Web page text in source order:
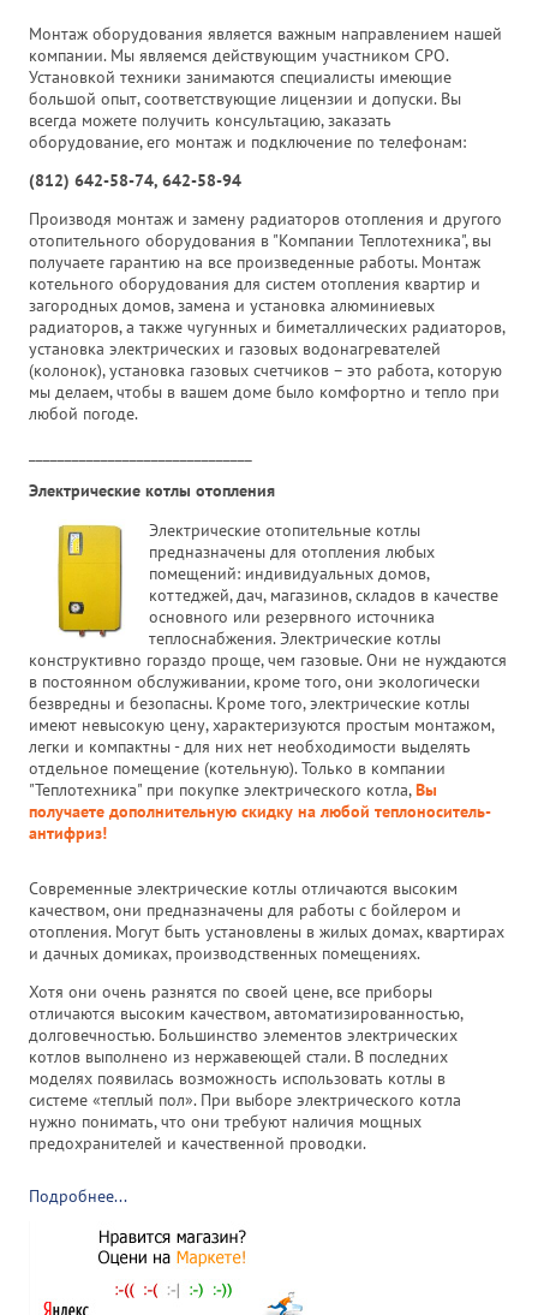
Монтаж оборудования является важным направлением нашей
компании. Мы являемся действующим участником СРО.
Установкой техники занимаются специалисты имеющие
большой опыт, соответствующие лицензии и допуски. Вы
всегда можете получить консультацию, заказать
оборудование, его монтаж и подключение по телефонам:
(812) 642-58-74, 642-58-94
Производя монтаж и замену радиаторов отопления и другого
отопительного оборудования в "Компании Теплотехника", вы
получаете гарантию на все произведенные работы. Монтаж
котельного оборудования для систем отопления квартир и
загородных домов, замена и установка алюминиевых
радиаторов, а также чугунных и биметаллических радиаторов,
установка электрических и газовых водонагревателей
(колонок), установка газовых счетчиков – это работа, которую
мы делаем, чтобы в вашем доме было комфортно и тепло при
любой погоде.
Электрические котлы отопления
Электрические отопительные котлы
предназначены для отопления любых
помещений: индивидуальных домов,
коттеджей, дач, магазинов, складов в качестве
основного или резервного источника
теплоснабжения. Электрические котлы
конструктивно гораздо проще, чем газовые. Они не нуждаются
в постоянном обслуживании, кроме того, они экологически
безвредны и безопасны. Кроме того, электрические котлы
имеют невысокую цену, характеризуются простым монтажом,
легки и компактны - для них нет необходимости выделять
отдельное помещение (котельную). Только в компании
"Теплотехника" при покупке электрического котла,Вы
получаете дополнительную скидку на любой теплоноситель-
антифриз!
Современные электрические котлы отличаются высоким
качеством, они предназначены для работы с бойлером и
отопления. Могут быть установлены в жилых домах, квартирах
и дачных домиках, производственных помещениях.
Хотя они очень разнятся по своей цене, все приборы
отличаются высоким качеством, автоматизированностью,
долговечностью. Большинство элементов электрических
котлов выполнено из нержавеющей стали. В последних
моделях появилась возможность использовать котлы в
системе «теплый пол». При выборе электрического котла
нужно понимать, что они требуют наличия мощных
предохранителей и качественной проводки.
Подробнее...